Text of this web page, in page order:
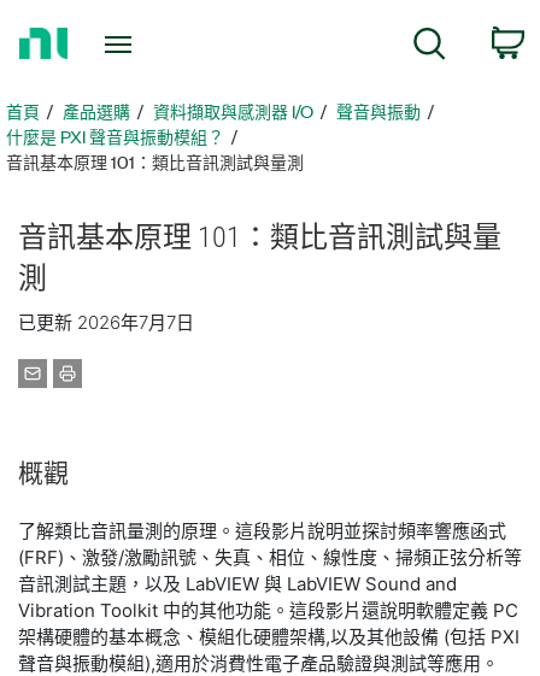
頁首頁 產品選購 資料擷取與感測器 I/O
聲音與振動
什麼是 PXI 聲音與振動模組？
音訊基本原理 101：類比音訊測試與量測
音訊基本原理 101： 類比音訊測試與量
測
已更新 2026年7月7日
概觀
了解類比音訊量測的原理。這段影片說明並探討頻率響應函式
(FRF)、激發/激勵訊號、失真、相位、線性度、掃頻正弦分析等
音訊測試主題，以及 LabVIEW 與 LabVIEW Sound and
Vibration Toolkit 中的其他功能。這段影片還說明軟體定義 PC
架構硬體的基本概念、模組化硬體架構,以及其他設備 (包括 PXI
聲音與振動模組),適用於消費性電子產品驗證與測試等應用。